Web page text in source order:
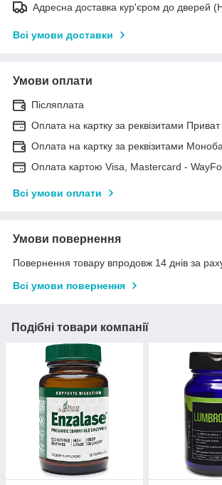
Адресна доставка кур'єром до дверей
Всі умови доставки
Умови оплати
Післяплата
Оплата на картку за реквізитами
Оплата на картку за реквізитами
Оплата картою Visa, Mastercard -
Всі умови оплати
Умови повернення
Повернення товару впродовж 14 днів за
Всі умови повернення
Подібні товари компанії